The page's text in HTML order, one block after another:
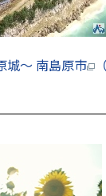
城～ 南島原市